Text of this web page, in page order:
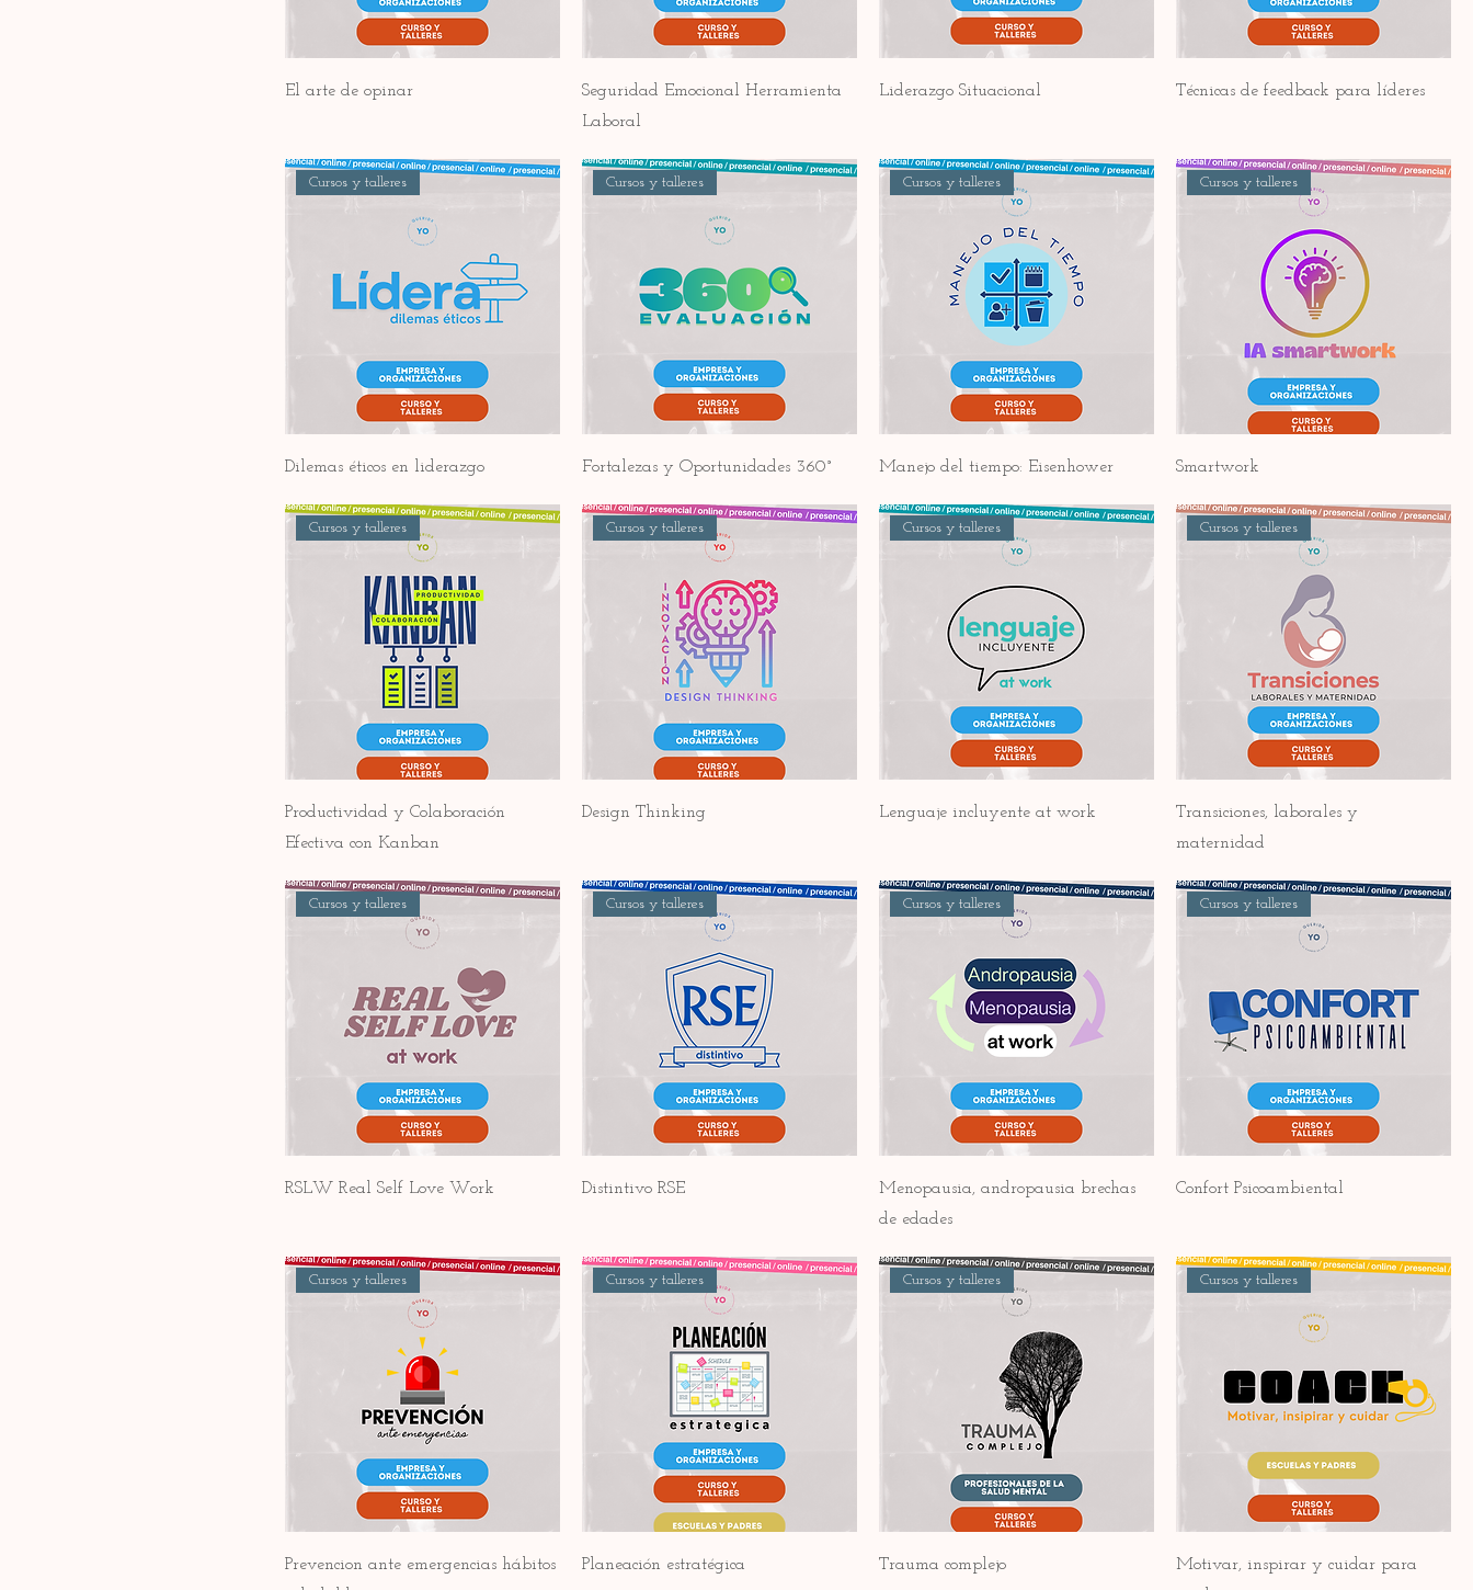
El arte de opinar
Seguridad Emocional Herramienta
Laboral
Liderazgo Situacional Técnicas de feedback para líderes
Cursos y talleres
Dilemas éticos en liderazgo
Cursos y talleres
Fortalezas y Oportunidades 360°
Cursos y talleres
Manejo del tiempo: Eisenhower
Cursos y talleres
Smartwork
Cursos y talleres
Productividad y Colaboración
Efectiva con Kanban
Cursos y talleres
Design Thinking
Cursos y talleres
Lenguaje incluyente at work
Cursos y talleres
Transiciones, laborales y
maternidad
Cursos y talleres
RSLW Real Self Love Work
Cursos y talleres
Distintivo RSE
Cursos y talleres
Menopausia, andropausia brechas
de edades
Cursos y talleres
Confort Psicoambiental
Cursos y talleres
Prevencion ante emergencias hábitos
Cursos y talleres
Planeación estratégica
Cursos y talleres
Trauma complejo
Cursos y talleres
Motivar, inspirar y cuidar para